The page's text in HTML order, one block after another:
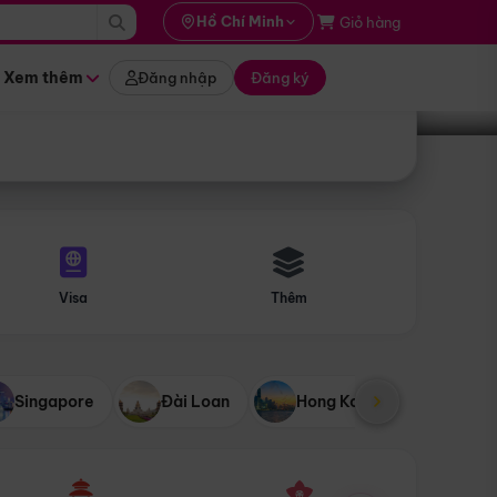
Hồ Chí Minh Giỏ hàng
Xem thêm Đăng nhập Đăng ký
Tìm tour
Visa Thêm
Singapore Đài Loan Hong Kong